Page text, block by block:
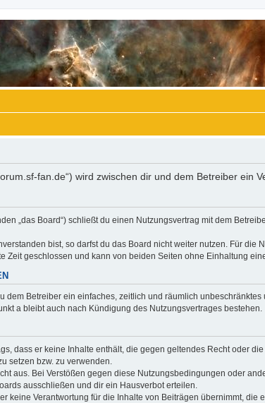
fan.de“) wird zwischen dir und dem Betreiber ein
„das Board“) schließt du einen Nutzungsvertrag mit dem
bist, so darfst du das Board nicht weiter nutzen. Für
Zeit geschlossen und kann von beiden Seiten ohne Einhaltung
dem Betreiber ein einfaches, zeitlich und räumlich
a bleibt auch nach Kündigung des Nutzungsvertrages bestehen.
dass er keine Inhalte enthält, die gegen geltendes Recht oder
setzen bzw. zu verwenden.
aus. Bei Verstößen gegen diese Nutzungsbedingungen oder
ausschließen und dir ein Hausverbot erteilen.
keine Verantwortung für die Inhalte von Beiträgen übernimmt,